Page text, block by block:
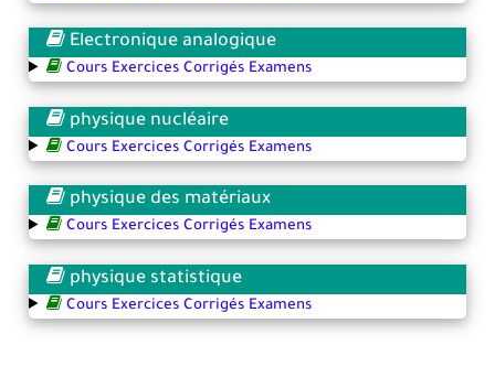
Electronique analogique
Cours Exercices Corrigés Examens
physique nucléaire
Cours Exercices Corrigés Examens
physique des matériaux
Cours Exercices Corrigés Examens
physique statistique
Cours Exercices Corrigés Examens